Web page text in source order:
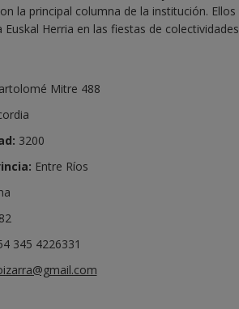
la principal columna de la institución. Ellos
Euskal Herria en las fiestas de colectividades
Mitre 488
3200
Entre Ríos
345 4226331